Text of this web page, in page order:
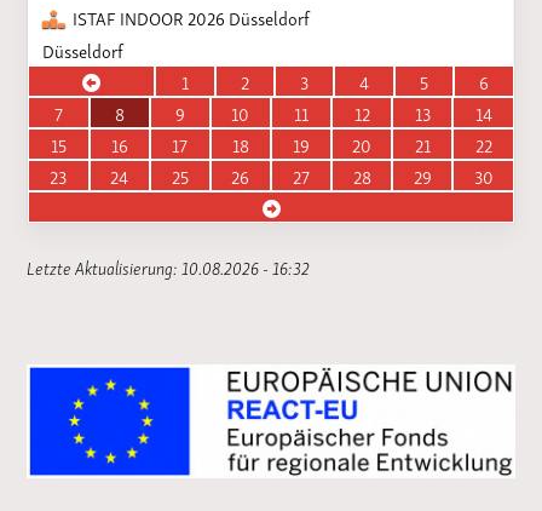
ISTAF INDOOR 2026 Düsseldorf
Düsseldorf
1
2 3 4 5
6
7
8 9 10 11 12 13
14
15
16 17 18 19 20 21
22
23
24 25 26 27 28 29 30
Letzte Aktualisierung: 10.08.2026 - 16:32